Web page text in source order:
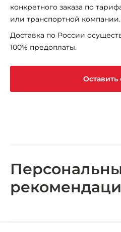
конкретного заказа по
или транспортной компании.
Доставка по России
100% предоплаты.
Оставить